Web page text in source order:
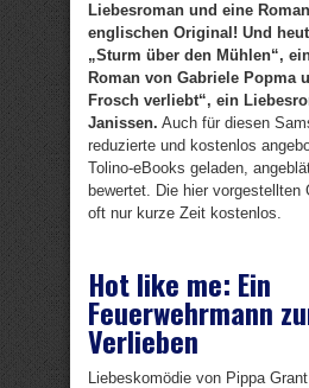
Liebesroman und eine
englischen Original! Und
„Sturm über den Mühlen“,
Roman von Gabriele Popma
Frosch verliebt“, ein
Janissen. Auch für diesen
reduzierte und kostenlos
Tolino-eBooks geladen,
bewertet. Die hier vorgestellten
oft nur kurze Zeit kostenlos.
Hot like me: Ein
Feuerwehrmann
Verlieben
Liebeskomödie von Pippa